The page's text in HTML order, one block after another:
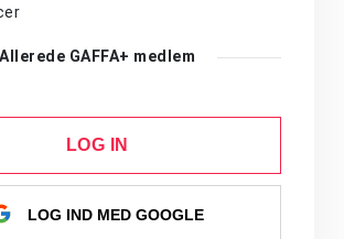
Allerede GAFFA+ medlem
LOG IN
LOG IND MED GOOGLE